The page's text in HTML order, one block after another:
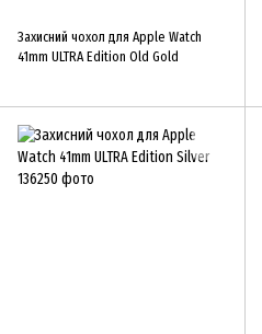
Захисний чохол для Apple Watch
41mm ULTRA Edition Old Gold